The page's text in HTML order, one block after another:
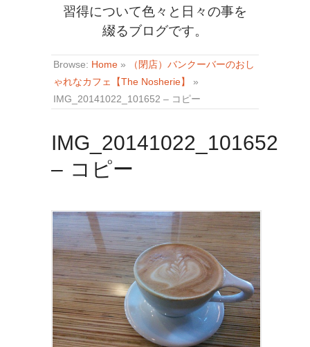
習得について色々と日々の事を
綴るブログです。
Browse: Home »
（閉店）バンクーバーのおし
ゃれなカフェ【The Nosherie】
»
IMG_20141022_101652 – コピー
IMG_20141022_101652
– コピー